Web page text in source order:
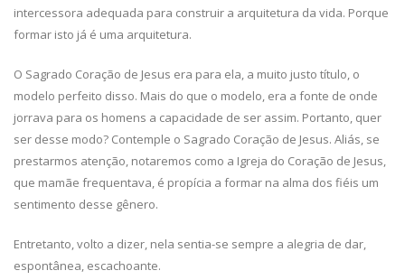
intercessora adequada para construir a arquitetura da vida. Porque
formar isto já é uma arquitetura.
O Sagrado Coração de Jesus era para ela, a muito justo título, o
modelo perfeito disso. Mais do que o modelo, era a fonte de onde
jorrava para os homens a capacidade de ser assim. Portanto, quer
ser desse modo? Contemple o Sagrado Coração de Jesus. Aliás, se
prestarmos atenção, notaremos como a Igreja do Coração de Jesus,
que mamãe frequentava, é propícia a formar na alma dos fiéis um
sentimento desse gênero.
Entretanto, volto a dizer, nela sentia-se sempre a alegria de dar,
espontânea, escachoante.